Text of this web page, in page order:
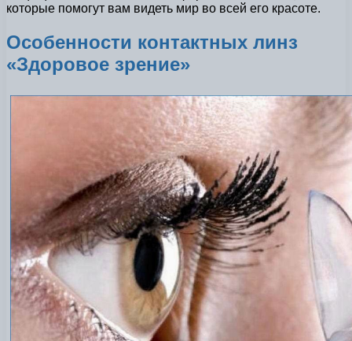
которые помогут вам видеть мир во всей его красоте.
Особенности контактных линз
«Здоровое зрение»